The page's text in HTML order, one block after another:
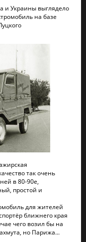
и Украины выглядело
на базе
так очень
в 80-90е,
простой и
для жителей
ближнего края
чего возил бы на
но Парижа...